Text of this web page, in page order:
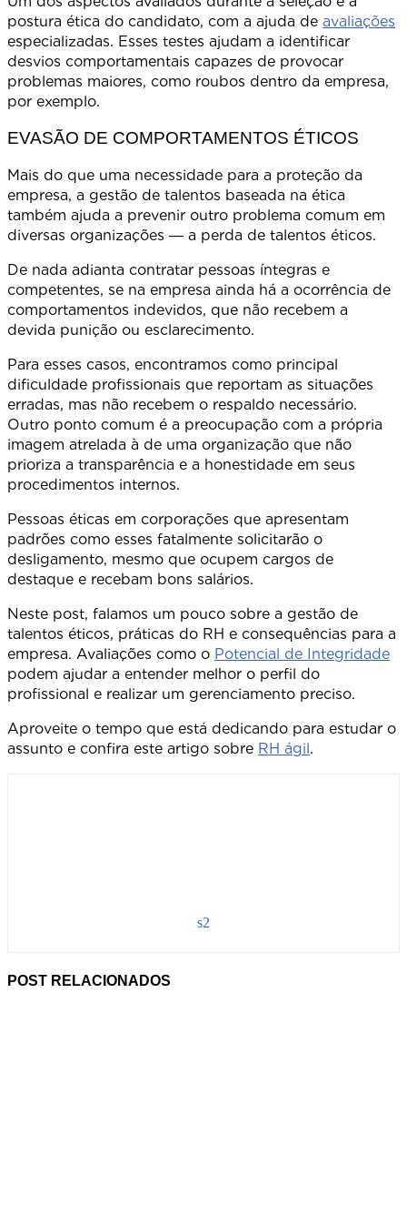
postura ética do candidato, com a ajuda de avaliações
especializadas. Esses testes ajudam a identificar
desvios comportamentais capazes de provocar
problemas maiores, como roubos dentro da empresa,
por exemplo.
EVASÃO DE COMPORTAMENTOS ÉTICOS
Mais do que uma necessidade para a proteção da
empresa, a gestão de talentos baseada na ética
também ajuda a prevenir outro problema comum em
diversas organizações ― a perda de talentos éticos.
De nada adianta contratar pessoas íntegras e
competentes, se na empresa ainda há a ocorrência de
comportamentos indevidos, que não recebem a
devida punição ou esclarecimento.
Para esses casos, encontramos como principal
dificuldade profissionais que reportam as situações
erradas, mas não recebem o respaldo necessário.
Outro ponto comum é a preocupação com a própria
imagem atrelada à de uma organização que não
prioriza a transparência e a honestidade em seus
procedimentos internos.
Pessoas éticas em corporações que apresentam
padrões como esses fatalmente solicitarão o
desligamento, mesmo que ocupem cargos de
destaque e recebam bons salários.
Neste post, falamos um pouco sobre a gestão de
talentos éticos, práticas do RH e consequências para a
empresa. Avaliações como o Potencial de Integridade
podem ajudar a entender melhor o perfil do
profissional e realizar um gerenciamento preciso.
Aproveite o tempo que está dedicando para estudar o
assunto e confira este artigo sobre RH ágil.
s2
POST RELACIONADOS